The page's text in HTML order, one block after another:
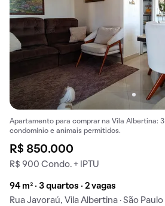
Apartamento para comprar na Vila Albertina:
condomínio e animais permitidos.
R$ 850.000
R$ 900 Condo. + IPTU
94 m² · 3 quartos · 2 vagas
Rua Javoraú, Vila Albertina · São Paulo